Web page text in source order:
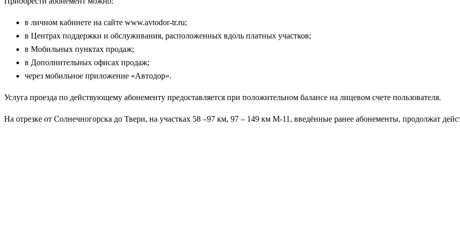
в личном кабинете на сайте www.avtodor-tr.ru;
в Центрах поддержки и обслуживания, расположенных вдоль платных участков;
в Мобильных пунктах продаж;
в Дополнительных офисах продаж;
через мобильное приложение «Автодор».
Услуга проезда по действующему абонементу предоставляется при положительном балансе на лицевом счете пользователя.
На отрезке от Солнечногорска до Твери, на участках 58 –97 км, 97 – 149 км М-11, введённые ранее абонементы, продолжат